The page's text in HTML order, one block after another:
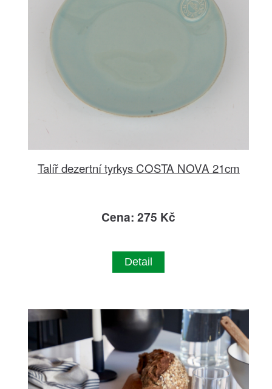
Talíř dezertní tyrkys COSTA NOVA 21cm
Cena: 275 Kč
Detail